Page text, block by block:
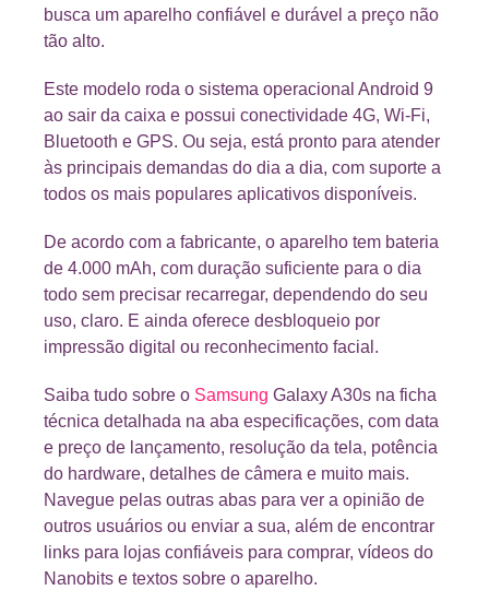
busca um aparelho confiável e durável a preço não
tão alto.
Este modelo roda o sistema operacional Android 9
ao sair da caixa e possui conectividade 4G, Wi-Fi,
Bluetooth e GPS. Ou seja, está pronto para atender
às principais demandas do dia a dia, com suporte a
todos os mais populares aplicativos disponíveis.
De acordo com a fabricante, o aparelho tem bateria
de 4.000 mAh, com duração suficiente para o dia
todo sem precisar recarregar, dependendo do seu
uso, claro. E ainda oferece desbloqueio por
impressão digital ou reconhecimento facial.
Saiba tudo sobre o Samsung Galaxy A30s na ficha
técnica detalhada na aba especificações, com data
e preço de lançamento, resolução da tela, potência
do hardware, detalhes de câmera e muito mais.
Navegue pelas outras abas para ver a opinião de
outros usuários ou enviar a sua, além de encontrar
links para lojas confiáveis para comprar, vídeos do
Nanobits e textos sobre o aparelho.